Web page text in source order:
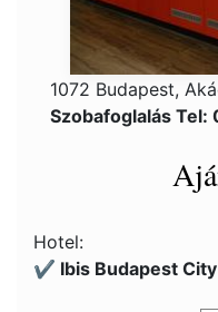
1072 Budapest,
Szobafoglalás
Hotel:
✔️ Ibis Budapest